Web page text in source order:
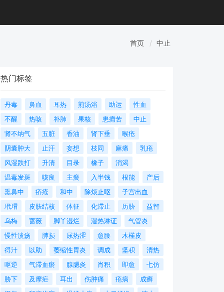
首页 中止
热门标签
丹毒 鼻血 耳热 煎汤浴 助运
性血
不醒
热咳 补肺 果核 患痈苦
中止
肾不纳气
五脏 香油 肾下垂
喉疮
阴囊肿大
止汗 妄想 枝同 麻痛
乳疮
风湿跌打
升清 目录 橡子
消渴
温毒发斑
咳良 主瘀 入半钱 根能
产后
熏鼻中
疥疮 和中 除烦止呕
子宫出血
玳瑁
皮肤结核 体征 化滞止 历胁
益智
乌梅
蔷薇 脚丫湿烂 湿热淋证
气管炎
慢性溃疡
肺损 尿热涩 愈腰
木槿皮
得汁
以助 萎缩性胃炎 调成 坚积
清热
呕逆
气滞血瘀 腺腮炎 肖积 即愈
七仿
胁下
及摩疟 耳出 伤肿痛 疮病
成癣